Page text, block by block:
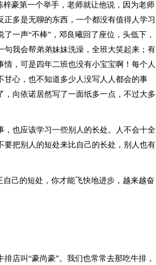
豪第一个举手，老师就让他说，因为老师
多是无聊的东西，一个都没有值得人学习
一声“不棒”，邓良曦回了座位，头低下，
我会帮弟弟妹妹洗澡，全班大笑起来；有
，可是四年二班也没有小宝宝啊！每个人
心，也不知道多少人没写人人都会的事
向依诺居然写了一面纸多一点，不过大多
也应该学习一些别人的长处。人不会十全
把别人的短处来比自己的长处，别人也有
己的短处，你才能飞快地进步，越来越奋
店叫“豪尚豪”。我们也常常去那吃牛排，